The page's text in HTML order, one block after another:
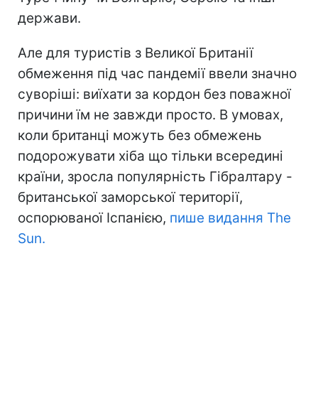
держави.
Але для туристів з Великої Британії
обмеження під час пандемії ввели значно
суворіші: виїхати за кордон без поважної
причини їм не завжди просто. В умовах,
коли британці можуть без обмежень
подорожувати хіба що тільки всередині
країни, зросла популярність Гібралтару -
британської заморської території,
оспорюваної Іспанією, пише видання The
Sun.